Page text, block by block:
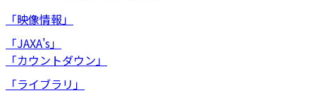
「映像情報」
「JAXA's」
「カウントダウン」
「ライブラリ」